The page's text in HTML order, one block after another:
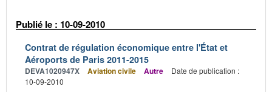
Publié le : 10-09-2010
Contrat de régulation économique entre l'État et
Aéroports de Paris 2011-2015
DEVA1020947X Aviation civile Autre
Date de publication :
10-09-2010